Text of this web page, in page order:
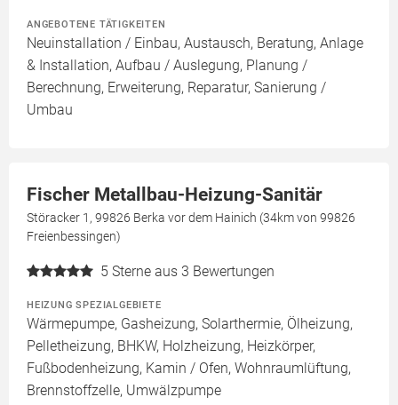
ANGEBOTENE TÄTIGKEITEN
Neuinstallation / Einbau, Austausch, Beratung, Anlage
& Installation, Aufbau / Auslegung, Planung /
Berechnung, Erweiterung, Reparatur, Sanierung /
Umbau
Fischer Metallbau-Heizung-Sanitär
Störacker 1, 99826 Berka vor dem Hainich (34km von 99826
Freienbessingen)
5 Sterne aus 3 Bewertungen
HEIZUNG SPEZIALGEBIETE
Wärmepumpe, Gasheizung, Solarthermie, Ölheizung,
Pelletheizung, BHKW, Holzheizung, Heizkörper,
Fußbodenheizung, Kamin / Ofen, Wohnraumlüftung,
Brennstoffzelle, Umwälzpumpe